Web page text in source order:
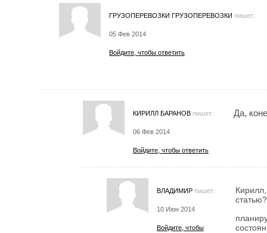
ГРУЗОПЕРЕВОЗКИ ГРУЗОПЕРЕВОЗКИ пишет:
05 Фев 2014
Войдите, чтобы ответить
КИРИЛЛ БАРАНОВ пишет:
06 Фев 2014
Войдите, чтобы ответить
Да,
ВЛАДИМИР пишет:
10 Июн 2014
Войдите, чтобы
статью?